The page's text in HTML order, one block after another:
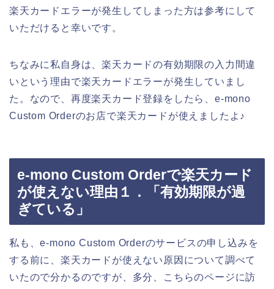
楽天カードエラーが発生してしまった方は参考にして
いただけると幸いです。
ちなみに私自身は、楽天カードの有効期限の入力間違
いという理由で楽天カードエラーが発生していまし
た。なので、再度楽天カード登録をしたら、e-mono
Custom Orderのお店で楽天カードが使えましたよ♪
e-mono Custom Orderで楽天カード
が使えない理由１．「有効期限が過
ぎている」
私も、e-mono Custom Orderのサービスの申し込みを
する前に、楽天カードが使えない原因について調べて
いたので分かるのですが、多分、こちらのページに訪